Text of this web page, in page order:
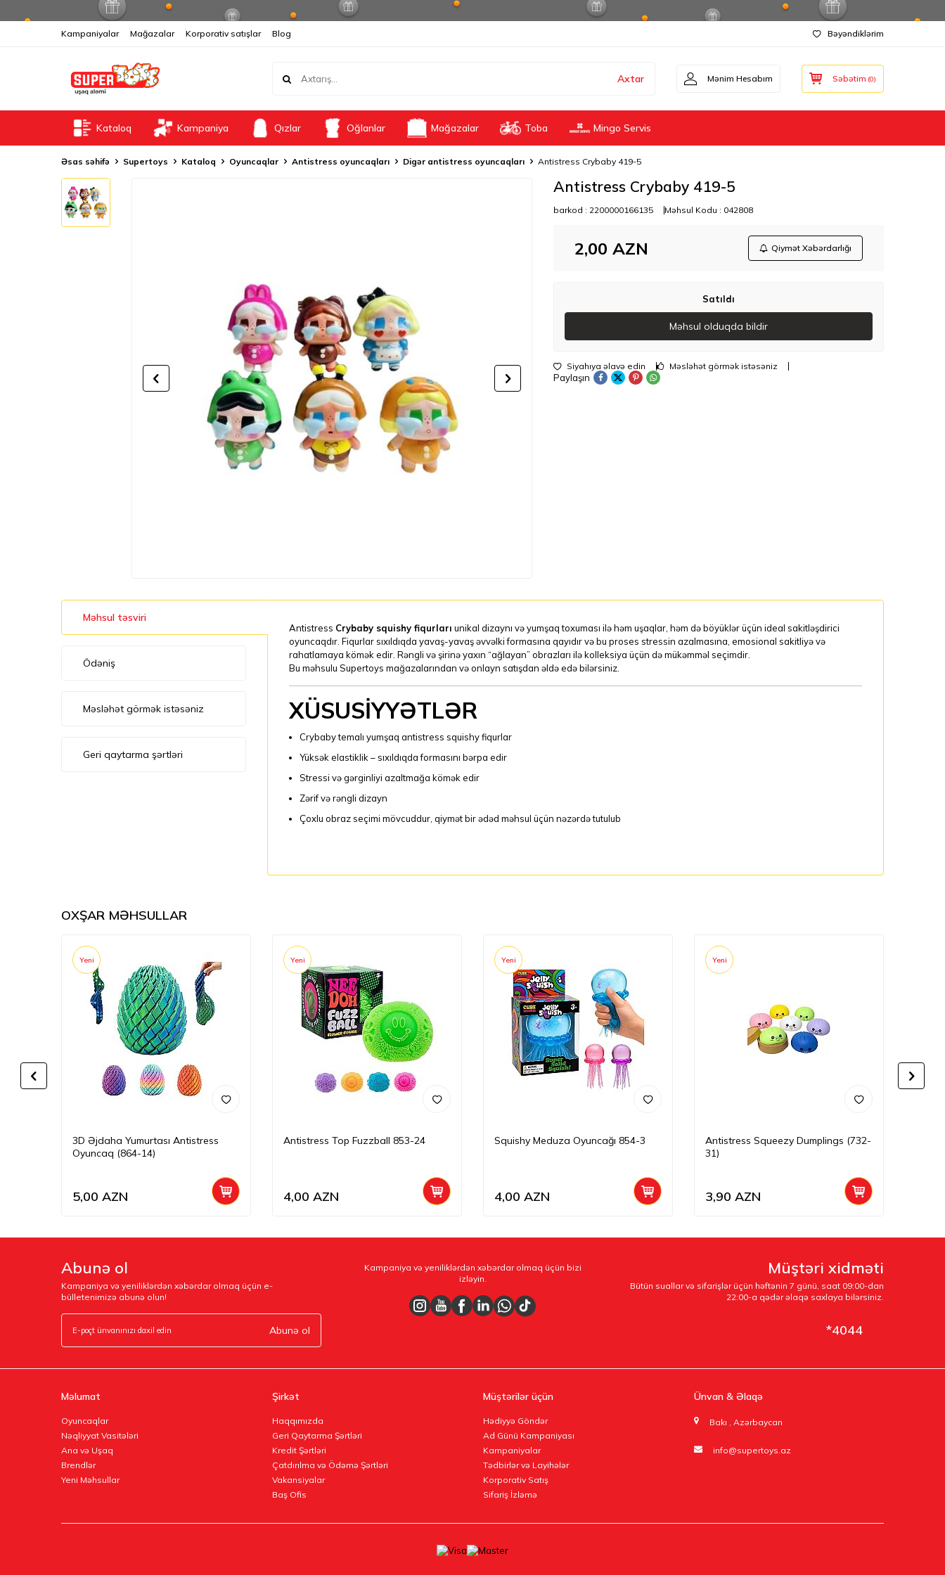
Kampaniyalar Mağazalar Korporativ satışlar Blog Bəyəndiklərim
Axtar Mənim Hesabım Səbətim (0)
Kataloq Kampaniya Qızlar Oğlanlar Mağazalar Toba Mingo Servis
Əsas səhifə Supertoys Kataloq Oyuncaqlar Antistress oyuncaqları Digər antistress oyuncaqları Antistress Crybaby 419-5
Antistress Crybaby 419-5
barkod : 2200000166135 Məhsul Kodu : 042808
2,00 AZN Qiymət Xəbərdarlığı
Satıldı
Məhsul olduqda bildir
Siyahıya əlavə edin Məsləhət görmək istəsəniz
Paylaşın
Məhsul təsviri
Ödəniş
Məsləhət görmək istəsəniz
Geri qaytarma şərtləri
Antistress Crybaby squishy fiqurları unikal dizaynı və yumşaq toxuması ilə həm uşaqlar, həm də böyüklər üçün ideal sakitləşdirici
oyuncaqdır. Fiqurlar sıxıldıqda yavaş-yavaş əvvəlki formasına qayıdır və bu proses stressin azalmasına, emosional sakitliyə və
rahatlamaya kömək edir. Rəngli və şirinə yaxın “ağlayan” obrazları ilə kolleksiya üçün də mükəmməl seçimdir.
Bu məhsulu Supertoys mağazalarından və onlayn satışdan əldə edə bilərsiniz.
XÜSUSİYYƏTLƏR
Crybaby temalı yumşaq antistress squishy fiqurlar
Yüksək elastiklik – sıxıldıqda formasını bərpa edir
Stressi və gərginliyi azaltmağa kömək edir
Zərif və rəngli dizayn
Çoxlu obraz seçimi mövcuddur, qiymət bir ədəd məhsul üçün nəzərdə tutulub
OXŞAR MƏHSULLAR
Yeni
3D Əjdaha Yumurtası Antistress
Oyuncaq (864-14)
5,00 AZN
Yeni
Antistress Top Fuzzball 853-24
4,00 AZN
Yeni
Squishy Meduza Oyuncağı 854-3
4,00 AZN
Yeni
Antistress Squeezy Dumplings (732-
31)
3,90 AZN
Abunə ol
Kampaniya və yeniliklərdən xəbərdar olmaq üçün e-
bülletenimizə abunə olun!
Abunə ol
Kampaniya və yeniliklərdən xəbərdar olmaq üçün bizi
izləyin.
Müştəri xidməti
Bütün suallar və sifarişlər üçün həftənin 7 günü, saat 09:00-dan
22:00-a qədər əlaqə saxlaya bilərsiniz.
*4044
Məlumat
Oyuncaqlar
Nəqliyyat Vasitələri
Ana və Uşaq
Brendlər
Yeni Məhsullar
Şirkət
Haqqımızda
Geri Qaytarma Şərtləri
Kredit Şərtləri
Çatdırılma və Ödəmə Şərtləri
Vakansiyalar
Baş Ofis
Müştərilər üçün
Hədiyyə Göndər
Ad Günü Kampaniyası
Kampaniyalar
Tədbirlər və Layihələr
Korporativ Satış
Sifariş İzləmə
Ünvan & Əlaqə
Bakı , Azərbaycan
info@supertoys.az